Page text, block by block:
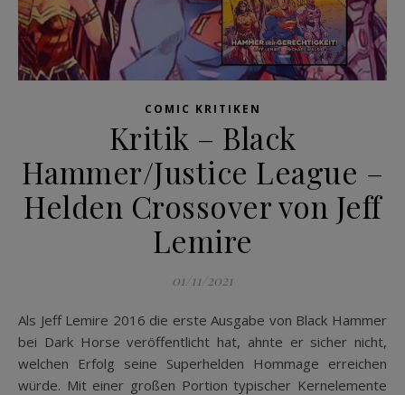
COMIC KRITIKEN
Kritik – Black
Hammer/Justice League –
Helden Crossover von Jeff
Lemire
01/11/2021
Als Jeff Lemire 2016 die erste Ausgabe von Black Hammer
bei Dark Horse veröffentlicht hat, ahnte er sicher nicht,
welchen Erfolg seine Superhelden Hommage erreichen
würde. Mit einer großen Portion typischer Kernelemente